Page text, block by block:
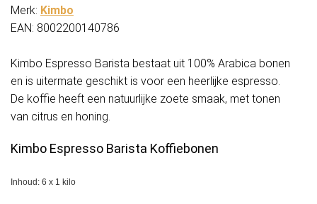
Merk: Kimbo
EAN: 8002200140786
Kimbo Espresso Barista bestaat uit 100% Arabica bonen
en is uitermate geschikt is voor een heerlijke espresso.
De koffie heeft een natuurlijke zoete smaak, met tonen
van citrus en honing.
Kimbo Espresso Barista Koffiebonen
Inhoud: 6 x 1 kilo